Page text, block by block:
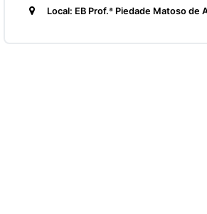
Local: EB Prof.ª Piedade Matoso de